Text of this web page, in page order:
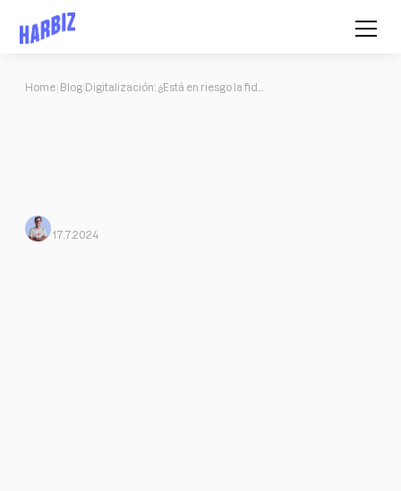
Home Blog
17.7.2024